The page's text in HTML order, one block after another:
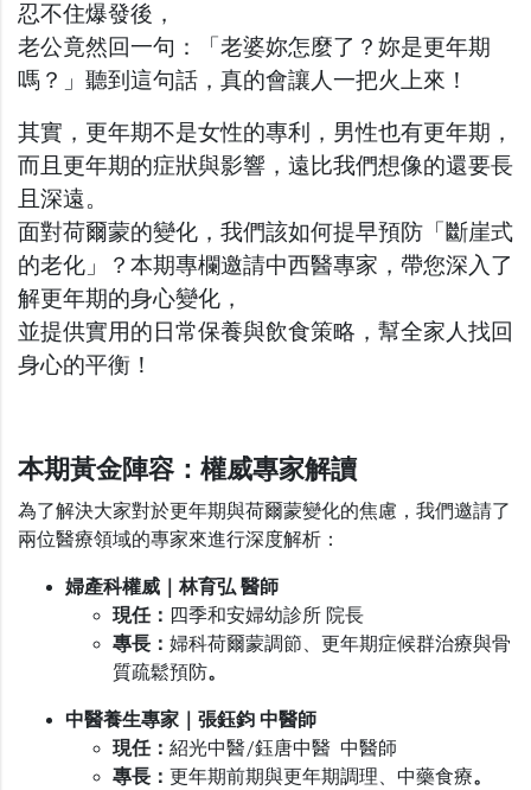
忍不住爆發後，
老公竟然回一句：「老婆妳怎麼了？妳是更年期
嗎？」聽到這句話，真的會讓人一把火上來！
其實，更年期不是女性的專利，男性也有更年期，
而且更年期的症狀與影響，遠比我們想像的還要長
且深遠。
面對荷爾蒙的變化，我們該如何提早預防「斷崖式
的老化」？本期專欄邀請中西醫專家，帶您深入了
解更年期的身心變化，
並提供實用的日常保養與飲食策略，幫全家人找回
身心的平衡！
本期黃金陣容：權威專家解讀
為了解決大家對於更年期與荷爾蒙變化的焦慮，我們邀請了
兩位醫療領域的專家來進行深度解析：
婦產科權威｜林育弘 醫師
現任： 四季和安婦幼診所 院長
專長： 婦科荷爾蒙調節、更年期症候群治療與骨
質疏鬆預防。
中醫養生專家｜張鈺鈞 中醫師
現任： 紹光中醫/鈺唐中醫 中醫師
專長： 更年期前期與更年期調理、中藥食療。